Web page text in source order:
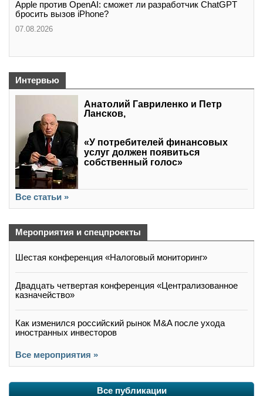
Apple против OpenAI: сможет ли разработчик ChatGPT
бросить вызов iPhone?
07.08.2026
Интервью
Анатолий Гавриленко и Петр
Лансков,
«У потребителей финансовых
услуг должен появиться
собственный голос»
Все статьи »
Мероприятия и спецпроекты
Шестая конференция «Налоговый мониторинг»
Двадцать четвертая конференция «Централизованное
казначейство»
Как изменился российский рынок M&A после ухода
иностранных инвесторов
Все мероприятия »
Все публикации